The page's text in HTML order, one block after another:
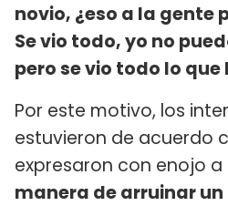
novio, ¿eso a la gente
Se vio todo, yo no
pero se vio todo lo
Por este motivo, los
estuvieron de acuerdo
expresaron con enojo a
manera de arruinar